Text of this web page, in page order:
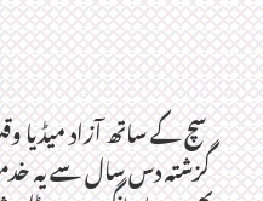
سچ کے ساتھ آزاد
گزشتہ دس سال سے یہ